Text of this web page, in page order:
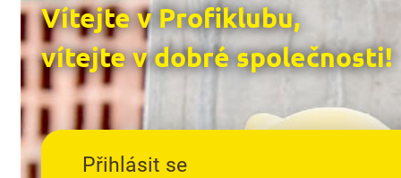
Vítejte v Profiklubu,
vítejte v dobré společnosti!
Přihlásit se